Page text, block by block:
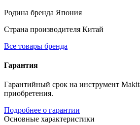
Родина бренда Япония
Страна производителя Китай
Все товары бренда
Гарантия
Гарантийный срок на инструмент
приобретения.
Подробнее о гарантии
Основные характеристики